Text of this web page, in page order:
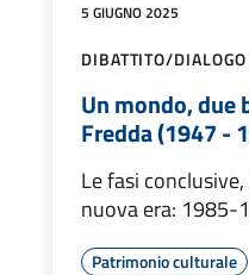
5 GIUGNO 2025
DIBATTITO/
Un mondo, due
Fredda (1947 -
Le fasi
nuova era: 1985-
Patrimonio culturale